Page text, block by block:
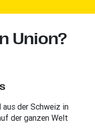
Union?
der Schweiz in
der ganzen Welt